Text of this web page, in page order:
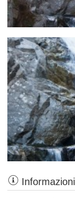
Informazioni